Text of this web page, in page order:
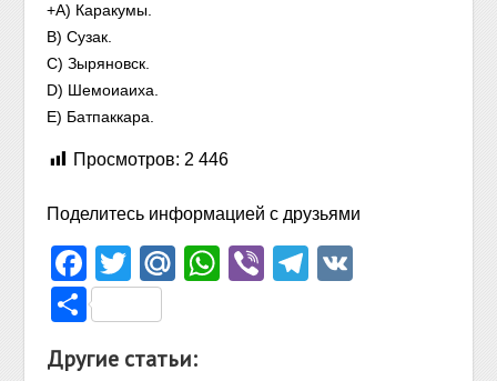
+А) Каракумы.
В) Сузак.
С) Зыряновск.
D) Шемоиаиха.
E) Батпаккара.
Просмотров: 2 446
Поделитесь информацией с друзьями
Facebook
TwitterMail.Ru
WhatsApp
ViberTelegram
Отправить
Другие статьи: